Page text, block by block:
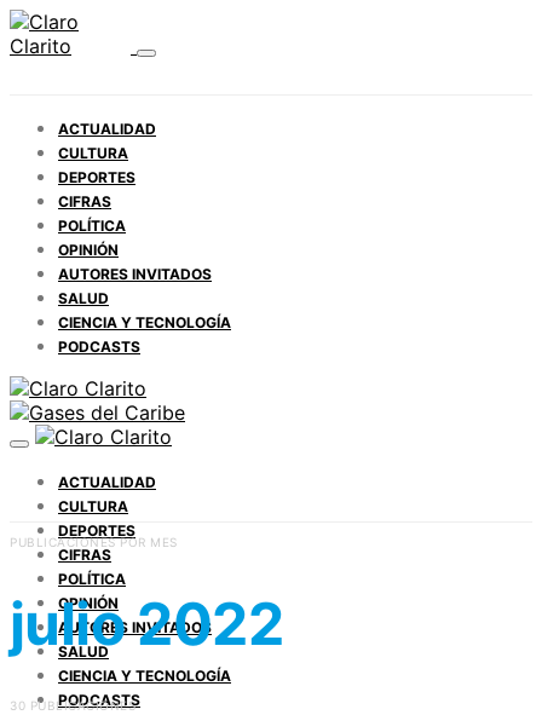
ACTUALIDAD
CULTURA
DEPORTES
CIFRAS
POLÍTICA
OPINIÓN
AUTORES INVITADOS
SALUD
CIENCIA Y TECNOLOGÍA
PODCASTS
ACTUALIDAD
CULTURA
DEPORTES
CIFRAS
POLÍTICA
OPINIÓN
AUTORES INVITADOS
SALUD
CIENCIA Y TECNOLOGÍA
PODCASTS
PUBLICACIONES POR MES
julio 2022
30 PUBLICACIONES